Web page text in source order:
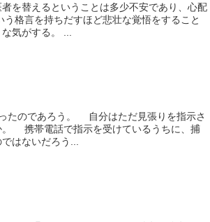
を替えるということは多少不安であり、心配
格言を持ちだすほど悲壮な覚悟をすること
気がする。 ...
たのであろう。 自分はただ見張りを指示さ
。 携帯電話で指示を受けているうちに、捕
はないだろう...